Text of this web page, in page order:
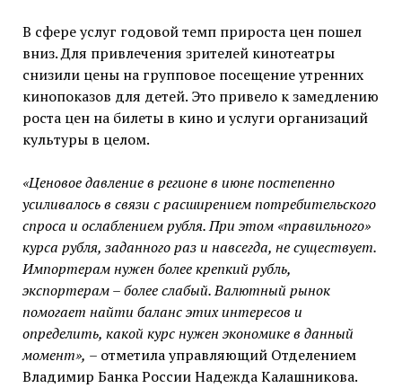
В сфере услуг годовой темп прироста цен пошел
вниз. Для привлечения зрителей кинотеатры
снизили цены на групповое посещение утренних
кинопоказов для детей. Это привело к замедлению
роста цен на билеты в кино и услуги организаций
культуры в целом.
«Ценовое давление в регионе в июне постепенно
усиливалось в связи с расширением потребительского
спроса и ослаблением рубля. При этом «правильного»
курса рубля, заданного раз и навсегда, не существует.
Импортерам нужен более крепкий рубль,
экспортерам – более слабый. Валютный рынок
помогает найти баланс этих интересов и
определить, какой курс нужен экономике в данный
момент», – отметила управляющий Отделением
Владимир Банка России Надежда Калашникова.